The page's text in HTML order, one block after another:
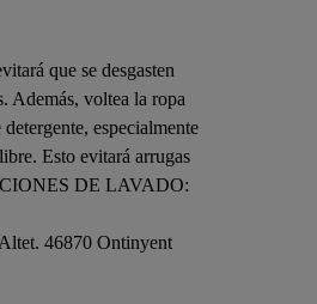
que se desgasten
Además, voltea la ropa
especialmente
Esto evitará arrugas
DE LAVADO:
46870 Ontinyent